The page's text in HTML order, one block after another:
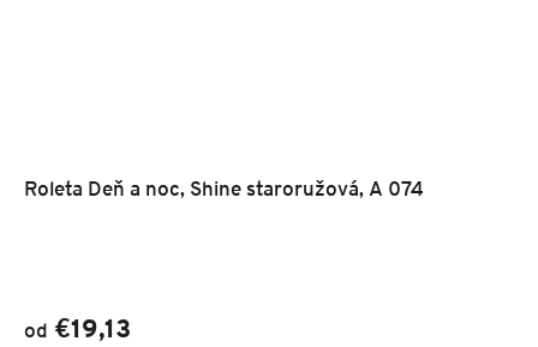
Roleta Deň a noc, Shine staroružová, A 074
od €19,13